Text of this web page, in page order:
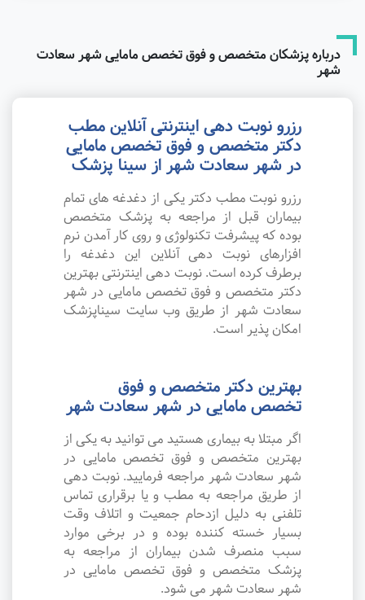
درباره پزشکان متخصص و فوق تخصص مامایی شهر سعادت
شهر
رزرو نوبت دهی اینترنتی آنلاین مطب
دکتر متخصص و فوق تخصص مامایی
در شهر سعادت شهر از سینا پزشک
رزرو نوبت مطب دکتر یکی از دغدغه های تمام
بیماران قبل از مراجعه به پزشک متخصص
بوده که پیشرفت تکنولوژی و روی کار آمدن نرم
افزارهای نوبت دهی آنلاین این دغدغه را
برطرف کرده است. نوبت دهی اینترنتی بهترین
دکتر متخصص و فوق تخصص مامایی در شهر
سعادت شهر از طریق وب سایت سیناپزشک
امکان پذیر است.
بهترین دکتر متخصص و فوق
تخصص مامایی در شهر سعادت شهر
اگر مبتلا به بیماری هستید می توانید به یکی از
بهترین متخصص و فوق تخصص مامایی در
شهر سعادت شهر مراجعه فرمایید. نوبت دهی
از طریق مراجعه به مطب و یا برقراری تماس
تلفنی به دلیل ازدحام جمعیت و اتلاف وقت
بسیار خسته کننده بوده و در برخی موارد
سبب منصرف شدن بیماران از مراجعه به
پزشک متخصص و فوق تخصص مامایی در
شهر سعادت شهر می شود.